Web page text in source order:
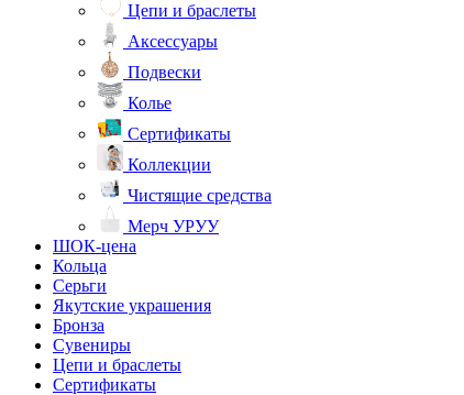
Цепи и браслеты
Аксессуары
Подвески
Колье
Сертификаты
Коллекции
Чистящие средства
Мерч УРУУ
ШОК-цена
Кольца
Серьги
Якутские украшения
Бронза
Сувениры
Цепи и браслеты
Сертификаты